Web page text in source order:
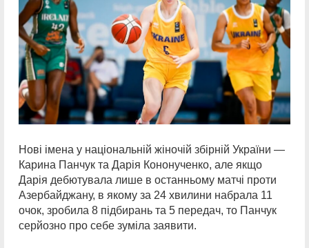
Нові імена у національній жіночій збірній України —
Карина Панчук та Дарія Кононученко, але якщо
Дарія дебютувала лише в останньому матчі проти
Азербайджану, в якому за 24 хвилини набрала 11
очок, зробила 8 підбирань та 5 передач, то Панчук
серйозно про себе зуміла заявити.